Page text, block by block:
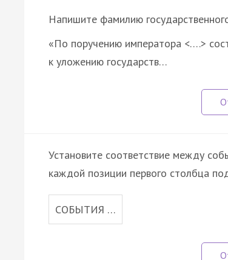
Напишите фамилию
«По поручению императора <….>
к уложению государств…
Установите соответствие между
каждой позиции первого столбца
СОБЫТИЯ …